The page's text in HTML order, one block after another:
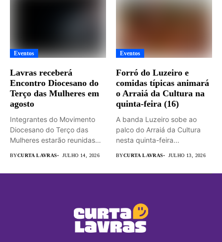
Eventos
Lavras receberá
Encontro Diocesano do
Terço das Mulheres em
agosto
Integrantes do Movimento
Diocesano do Terço das
Mulheres estarão reunidas
BYCURTA LAVRAS JULHO 14, 2026
Eventos
Forró do Luzeiro e
comidas típicas animará
o Arraiá da Cultura na
quinta-feira (16)
A banda Luzeiro sobe ao
palco do Arraiá da Cultura
nesta quinta-feira...
BYCURTA LAVRAS JULHO 13, 2026